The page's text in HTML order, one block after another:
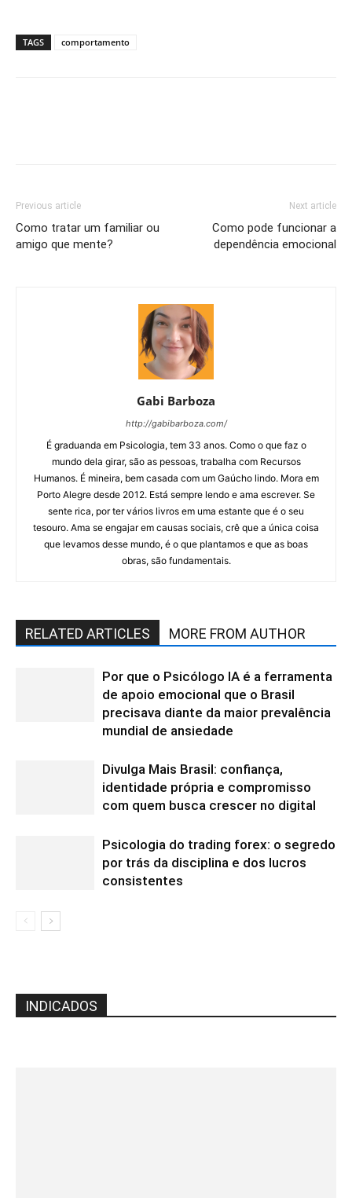
TAGS comportamento
Previous article
Como tratar um familiar ou
amigo que mente?
Next article
Como pode funcionar a
dependência emocional
Gabi Barboza
http://gabibarboza.com/
É graduanda em Psicologia, tem 33 anos. Como o que faz o
mundo dela girar, são as pessoas, trabalha com Recursos
Humanos. É mineira, bem casada com um Gaúcho lindo. Mora em
Porto Alegre desde 2012. Está sempre lendo e ama escrever. Se
sente rica, por ter vários livros em uma estante que é o seu
tesouro. Ama se engajar em causas sociais, crê que a única coisa
que levamos desse mundo, é o que plantamos e que as boas
obras, são fundamentais.
RELATED ARTICLES MORE FROM AUTHOR
Por que o Psicólogo IA é a ferramenta
de apoio emocional que o Brasil
precisava diante da maior prevalência
mundial de ansiedade
Divulga Mais Brasil: confiança,
identidade própria e compromisso
com quem busca crescer no digital
Psicologia do trading forex: o segredo
por trás da disciplina e dos lucros
consistentes
INDICADOS